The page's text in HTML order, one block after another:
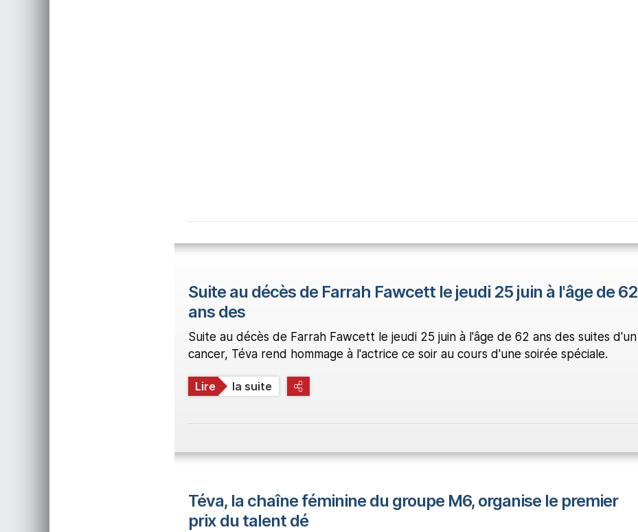
Suite au décès de Farrah Fawcett le jeudi 25 juin à l'âge de 62
ans des
Suite au décès de Farrah Fawcett le jeudi 25 juin à l'âge de 62 ans des suites d'un
cancer, Téva rend hommage à l'actrice ce soir au cours d'une soirée spéciale.
Lire la suite
Téva, la chaîne féminine du groupe M6, organise le premier
prix du talent dé